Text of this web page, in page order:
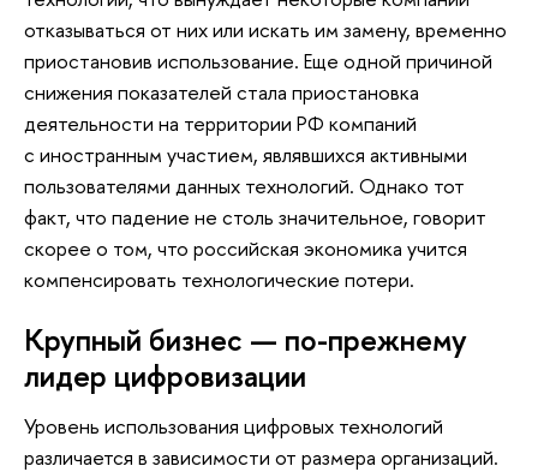
отказываться от них или искать им замену, временно
приостановив использование. Еще одной причиной
снижения показателей стала приостановка
деятельности на территории РФ компаний
с иностранным участием, являвшихся активными
пользователями данных технологий. Однако тот
факт, что падение не столь значительное, говорит
скорее о том, что российская экономика учится
компенсировать технологические потери.
Крупный бизнес — по-прежнему
лидер цифровизации
Уровень использования цифровых технологий
различается в зависимости от размера организаций.